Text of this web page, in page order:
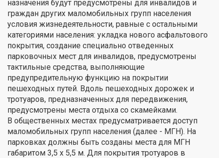
назначения будут предусмотрены для инвалидов и
граждан других маломобильных групп населения
условия жизнедеятельности, равные с остальными
категориями населения: укладка нового асфальтового
покрытия, создание специально отведенных
парковочных мест для инвалидов, предусмотрены
тактильные средства, выполняющие
предупредительную функцию на покрытии
пешеходных путей. Вдоль пешеходных дорожек и
тротуаров, предназначенных для передвижения,
предусмотрены места отдыха со скамейками.
В общественных местах предусматривается доступ
маломобильных групп населения (далее - МГН). На
парковках должны быть созданы места для МГН
габаритом 3,5 х 5,5 м. Для покрытия тротуаров в